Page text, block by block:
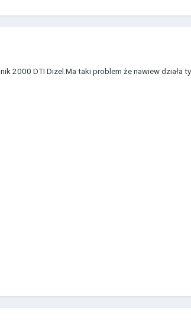
2000 DTI Dizel.Ma taki problem że nawiew działa